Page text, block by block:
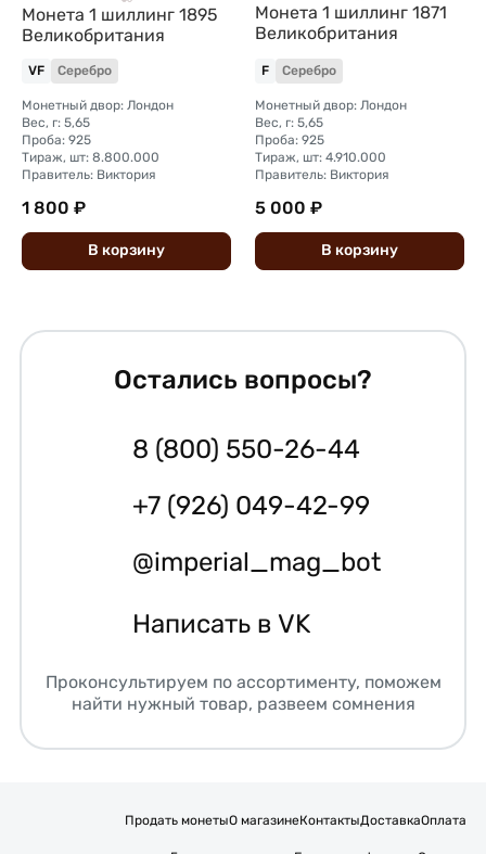
Монета 1 шиллинг 1895
Великобритания
VF Серебро
Монетный двор: Лондон
Вес, г: 5,65
Проба: 925
Тираж, шт: 8.800.000
Правитель: Виктория
1 800 ₽
В корзину
Монета 1 шиллинг 1871
Великобритания
F Серебро
Монетный двор: Лондон
Вес, г: 5,65
Проба: 925
Тираж, шт: 4.910.000
Правитель: Виктория
5 000 ₽
В корзину
Остались вопросы?
8 (800) 550-26-44
+7 (926) 049-42-99
@imperial_mag_bot
Написать в VK
Проконсультируем по ассортименту, поможем
найти нужный товар, развеем сомнения
Продать монетыО магазинеКонтактыДоставкаОплата